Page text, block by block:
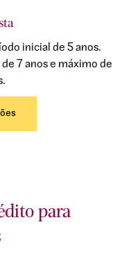
inicial de 5 anos.
7 anos e máximo de
para